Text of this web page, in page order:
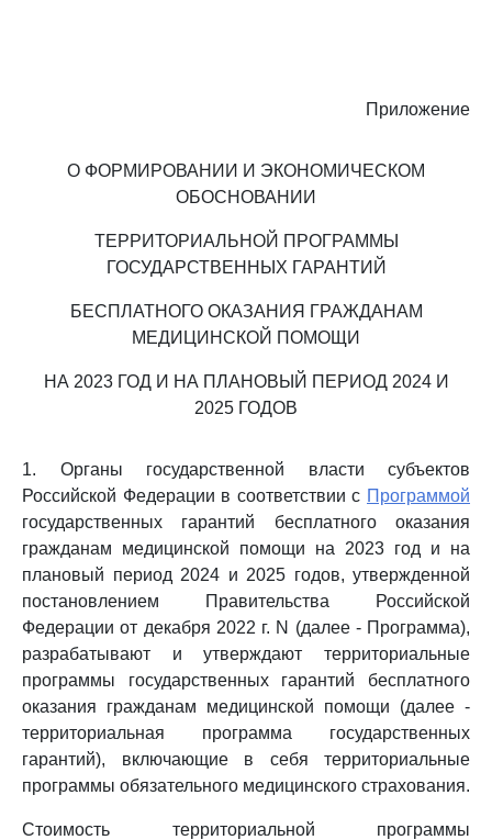
Приложение
О ФОРМИРОВАНИИ И ЭКОНОМИЧЕСКОМ
ОБОСНОВАНИИ
ТЕРРИТОРИАЛЬНОЙ ПРОГРАММЫ
ГОСУДАРСТВЕННЫХ ГАРАНТИЙ
БЕСПЛАТНОГО ОКАЗАНИЯ ГРАЖДАНАМ
МЕДИЦИНСКОЙ ПОМОЩИ
НА 2023 ГОД И НА ПЛАНОВЫЙ ПЕРИОД 2024 И
2025 ГОДОВ
1. Органы государственной власти субъектов
Российской Федерации в соответствии с Программой
государственных гарантий бесплатного оказания
гражданам медицинской помощи на 2023 год и на
плановый период 2024 и 2025 годов, утвержденной
постановлением Правительства Российской
Федерации от декабря 2022 г. N (далее - Программа),
разрабатывают и утверждают территориальные
программы государственных гарантий бесплатного
оказания гражданам медицинской помощи (далее -
территориальная программа государственных
гарантий), включающие в себя территориальные
программы обязательного медицинского страхования.
Стоимость территориальной программы